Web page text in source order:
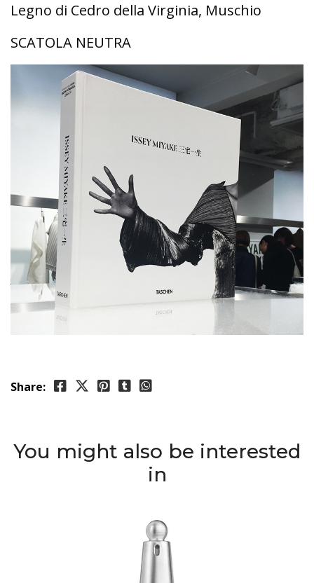
Legno di Cedro della Virginia, Muschio
SCATOLA NEUTRA
Share:
You might also be interested
in